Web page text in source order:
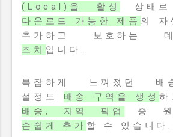
(Local)을 활성
상태
다운로드 가능한 제품 의 자
추가하고 보호하
조치 입니다.
복잡하게 느껴졌던 배
설정도 배송 구역을 생성
배송, 지역 픽업
중 원
손쉽게 추가 할 수 있습니다.